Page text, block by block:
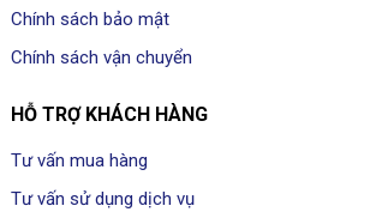
Chính sách bảo mật
Chính sách vận chuyển
HỖ TRỢ KHÁCH HÀNG
Tư vấn mua hàng
Tư vấn sử dụng dịch vụ